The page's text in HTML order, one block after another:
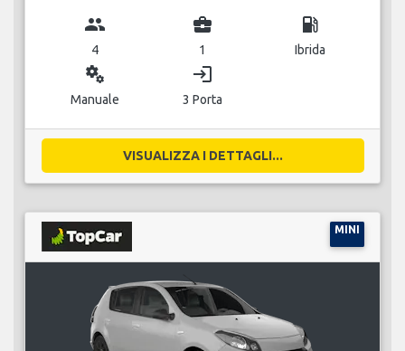
group
4
business_center
1
local_gas_station
Ibrida
miscellaneous_services
Manuale
login
3 Porta
VISUALIZZA I DETTAGLI...
MINI